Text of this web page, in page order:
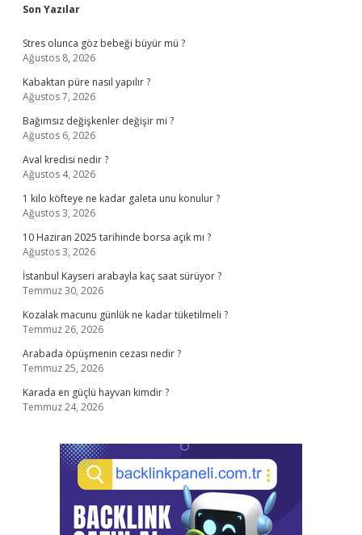
Sidebar
Son Yazılar
Stres olunca göz bebeği büyür mü ?
Ağustos 8, 2026
Kabaktan püre nasıl yapılır ?
Ağustos 7, 2026
Bağımsız değişkenler değişir mi ?
Ağustos 6, 2026
Aval kredisi nedir ?
Ağustos 4, 2026
1 kilo köfteye ne kadar galeta unu konulur ?
Ağustos 3, 2026
10 Haziran 2025 tarihinde borsa açık mı ?
Ağustos 3, 2026
İstanbul Kayseri arabayla kaç saat sürüyor ?
Temmuz 30, 2026
Kozalak macunu günlük ne kadar tüketilmeli ?
Temmuz 26, 2026
Arabada öpüşmenin cezası nedir ?
Temmuz 25, 2026
Karada en güçlü hayvan kimdir ?
Temmuz 24, 2026